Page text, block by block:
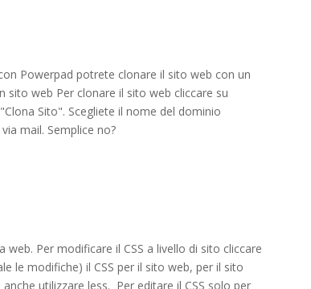
Powerpad potrete clonare il sito web con un
sito web Per clonare il sito web cliccare su
Sito". Scegliete il nome del dominio
mail. Semplice no?
Per modificare il CSS a livello di sito cliccare
le modifiche) il CSS per il sito web, per il sito
utilizzare less. Per editare il CSS solo per